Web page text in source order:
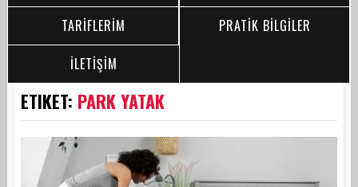
TARİFLERİM
PRATİK BİLGİLER
İLETİŞİM
ETIKET: PARK YATAK